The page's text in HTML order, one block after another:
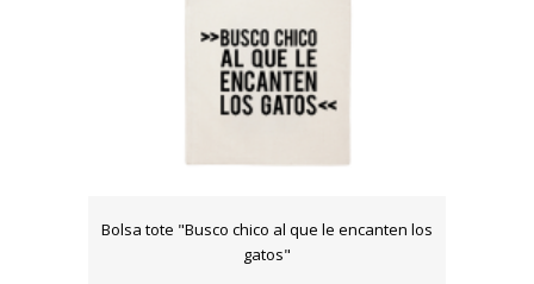
Bolsa tote "Busco chico al que le encanten los
gatos"